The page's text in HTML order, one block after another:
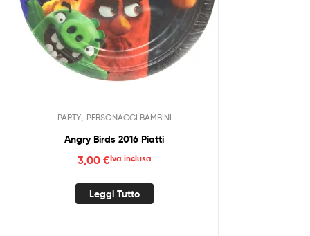
PARTY, PERSONAGGI BAMBINI
Angry Birds 2016 Piatti
3,00 €Iva inclusa
Leggi Tutto